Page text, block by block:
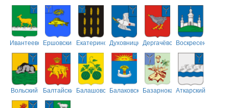
ИвантеевскийЕршовский ЕкатериновскийДуховницкийДергачёвскийВоскресенский
Вольский БалтайскийБалашовскийБалаковскийБазарнокарабулакский
Аткарский